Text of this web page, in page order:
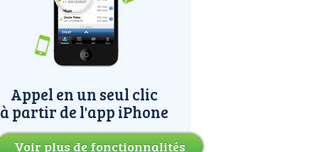
Appel en un seul clic
à partir de l'app iPhone
Voir plus de fonctionnalités